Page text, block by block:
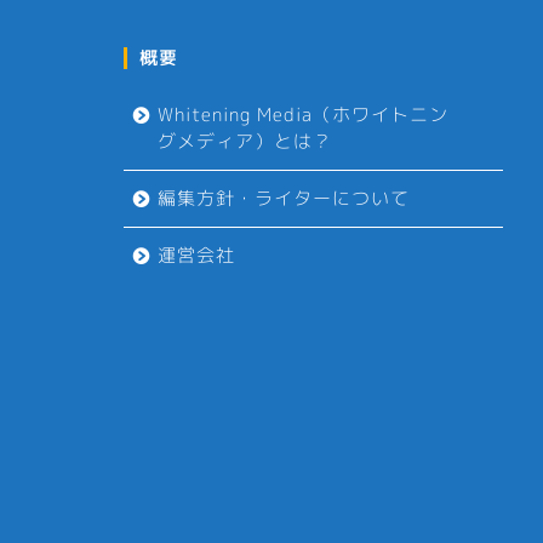
概要
Whitening Media（ホワイトニン
グメディア）とは？
編集方針・ライターについて
運営会社